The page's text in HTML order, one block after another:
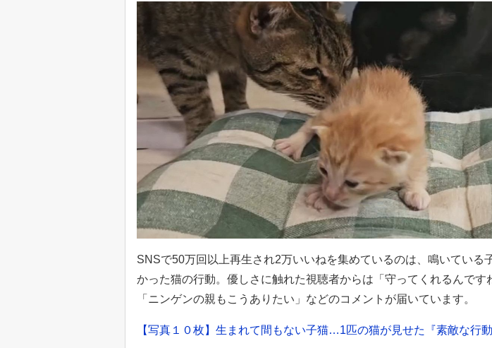
SNSで50万回以上再生され2万いいねを集めているのは、鳴いている
かった猫の行動。優しさに触れた視聴者からは「守ってくれるんで
「ニンゲンの親もこうありたい」などのコメントが届いています。
【写真１０枚】生まれて間もない子猫…1匹の猫が見せた『素敵な行動